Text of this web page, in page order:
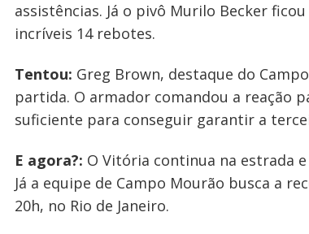
assistências. Já o pivô Murilo Becker
incríveis 14 rebotes.
Tentou: Greg Brown, destaque do
partida. O armador comandou a reação
suficiente para conseguir garantir a
E agora?: O Vitória continua na estrada
Já a equipe de Campo Mourão busca a
20h, no Rio de Janeiro.